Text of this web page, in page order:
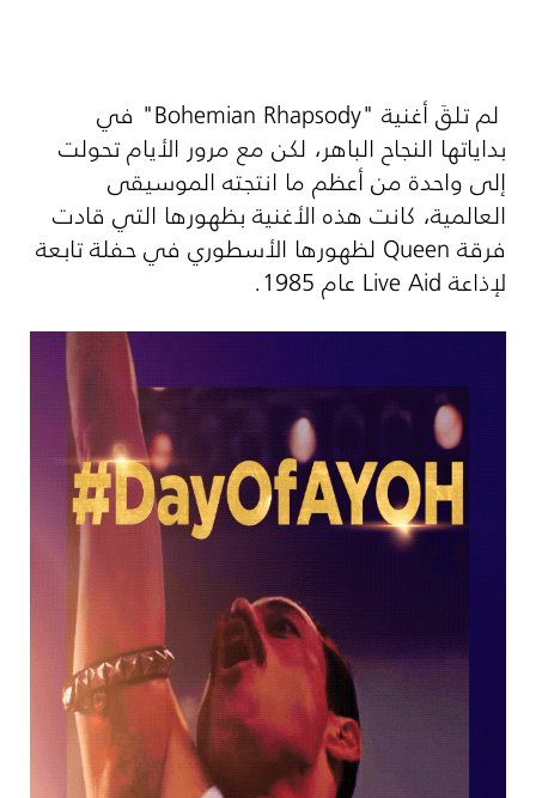
لم تلقَ أغنية "Bohemian Rhapsody" في
بداياتها النجاح الباهر، لكن مع مرور الأيام تحولت
إلى واحدة من أعظم ما انتجته الموسيقى
العالمية، كانت هذه الأغنية بظهورها التي قادت
فرقةQueen لظهورها الأسطوري في حفلة تابعة
لإذاعةLive Aid عام 1985.